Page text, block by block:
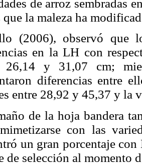
de arroz sembradas
que la maleza ha
(2006), observó que
en la LH con
26,14 y 31,07 cm;
dife­rencias entre
entre 28,92 y 45,37 y la
de la hoja bandera
con las
un gran porcentaje
de selección al momento